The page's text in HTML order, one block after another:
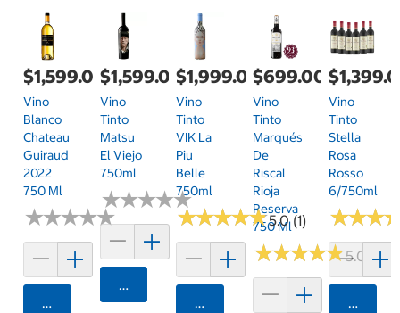
$1,599.00
Vino
Blanco
Chateau
Guiraud
2022
750 Ml
★★★★★
★★★★★
Agregar
$1,599.00
Vino
Tinto
Matsu
El Viejo
750ml
★★★★★
★★★★★
Agregar
$1,999.00
Vino
Tinto
VIK La
Piu
Belle
750ml
★★★★★
★★★★★5.0 (1)
Agregar
$699.00
Vino
Tinto
Marqués
De
Riscal
Rioja
Reserva
750 Ml
★★★★★
★★★★★5.0 (3)
Vino
Tinto
Stella
Rosa
Rosso
6/750ml
★★★
★★★